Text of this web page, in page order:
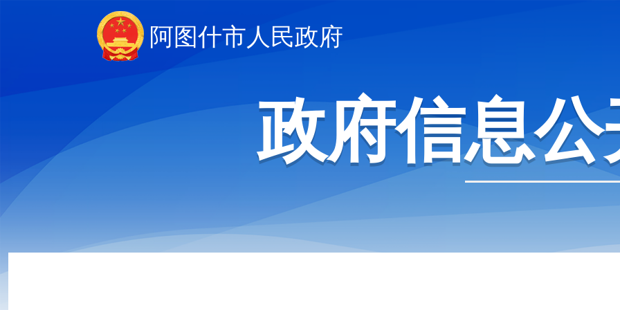
阿图什市人民政府
政府信息